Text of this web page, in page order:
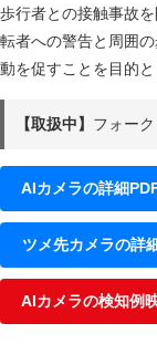
歩行者との接触事故
転者への警告と周囲
動を促すことを目的と
【取扱中】 フォー
AIカメラの詳細
ツメ先カメラの詳
AIカメラの検知例